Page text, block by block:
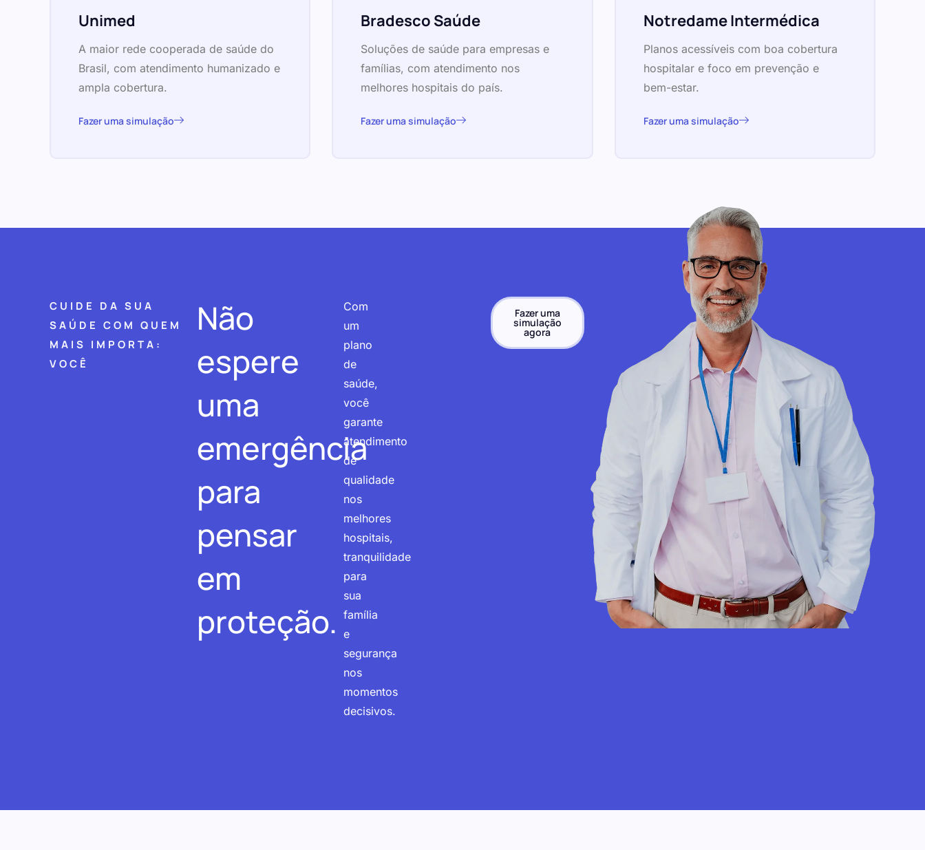
Unimed
A maior rede cooperada de saúde do
Brasil, com atendimento humanizado e
ampla cobertura.
Fazer uma simulação
Bradesco Saúde
Soluções de saúde para empresas e
famílias, com atendimento nos
melhores hospitais do país.
Fazer uma simulação
Notredame Intermédica
Planos acessíveis com boa cobertura
hospitalar e foco em prevenção e
bem-estar.
Fazer uma simulação
CUIDE DA SUA
SAÚDE COM QUEM
MAIS IMPORTA:
VOCÊ
Não
espere
uma
emergência
para
pensar
em
proteção.
Com
um
plano
de
saúde,
você
garante
atendimento
de
qualidade
nos
melhores
hospitais,
tranquilidade
para
sua
família
e
segurança
nos
momentos
decisivos.
Fazer uma
simulação
agora